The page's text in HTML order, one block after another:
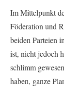
Im Mittelpunkt
Föderation und
beiden Parteien
ist, nicht jedoch
schlimm
haben, ganze